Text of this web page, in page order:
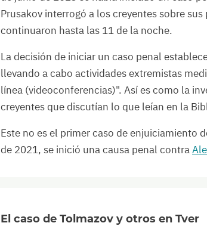
Prusakov interrogó a los creyentes sobre
continuaron hasta las 11 de la noche.
La decisión de iniciar un caso penal
llevando a cabo actividades extremistas
línea (videoconferencias)". Así es como la
creyentes que discutían lo que leían en la
Este no es el primer caso de enjuiciamiento
de 2021, se inició una causa penal contra
El caso de Tolmazov y otros en Tver